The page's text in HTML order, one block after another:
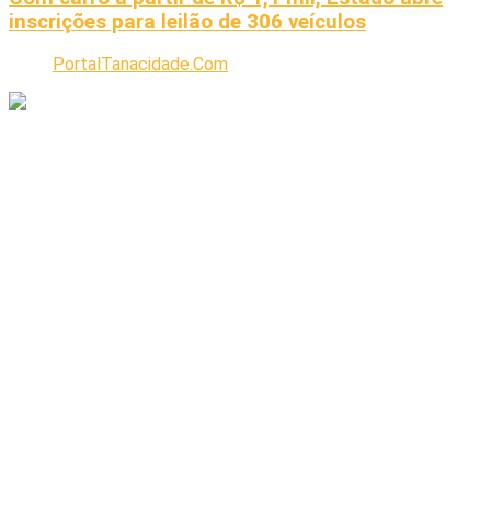
inscrições para leilão de 306 veículos
PortalTanacidade.Com